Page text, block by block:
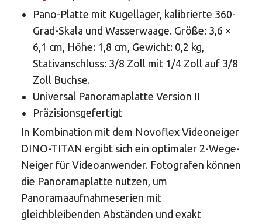
Pano-Platte mit Kugellager, kalibrierte 360-
Grad-Skala und Wasserwaage. Größe: 3,6 ×
6,1 cm, Höhe: 1,8 cm, Gewicht: 0,2 kg,
Stativanschluss: 3/8 Zoll mit 1/4 Zoll auf 3/8
Zoll Buchse.
Universal Panoramaplatte Version II
Präzisionsgefertigt
In Kombination mit dem Novoflex Videoneiger
DINO-TITAN ergibt sich ein optimaler 2-Wege-
Neiger für Videoanwender. Fotografen können
die Panoramaplatte nutzen, um
Panoramaaufnahmeserien mit
gleichbleibenden Abständen und exakt